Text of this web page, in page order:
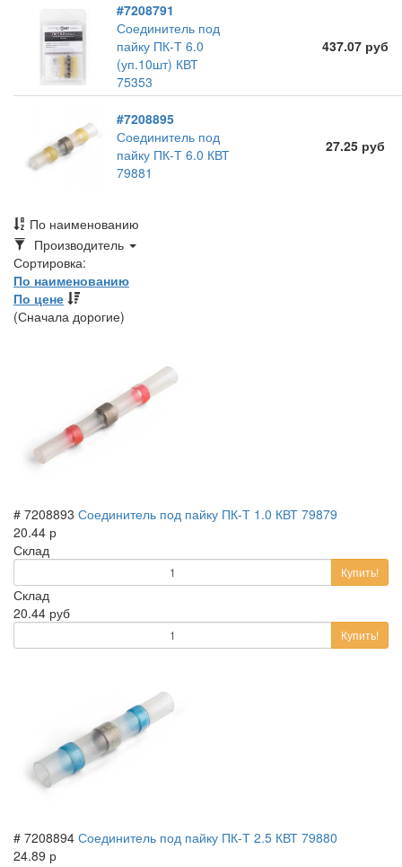
#7208791
Соединитель под
пайку ПК-Т 6.0
(уп.10шт) КВТ
75353
437.07 руб
#7208895
Соединитель под
пайку ПК-Т 6.0 КВТ
79881
27.25 руб
По наименованию
Производитель
Toggle
Сортировка:
По наименованию
По цене
(Сначала дорогие)
# 7208893 Соединитель под пайку ПК-Т 1.0 КВТ 79879
20.44 р
Склад
Купить!
Склад
20.44 руб
Купить!
# 7208894 Соединитель под пайку ПК-Т 2.5 КВТ 79880
24.89 р